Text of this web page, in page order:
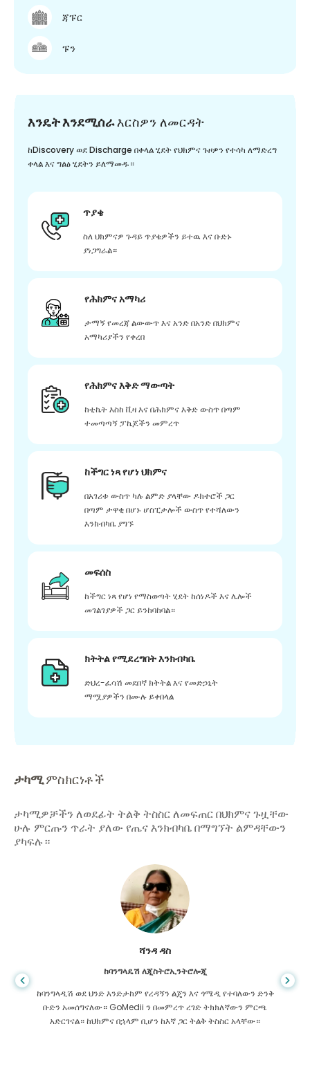
ጃፑር
ፑን
እንዴት እንደሚሰራእርስዎን ለመርዳት
ከDiscovery ወደ Discharge በቀላል ሂደት የህክምና ጉዞዎን የተሳካ ለማድረግ
ቀላል እና ግልፅ ሂደትን ይለማመዱ።
ጥያቄ
ስለ ህክምናዎ ጉዳይ ጥያቄዎችን ይተዉ እና ቡድኑ
ያነጋግራል።
የሕክምና አማካሪ
ታማኝ የመረጃ ልውውጥ እና አንድ በአንድ በህክምና
አማካሪያችን የቀረበ
የሕክምና እቅድ ማውጣት
ከቲኬት እስከ ቪዛ እና በሕክምና እቅድ ውስጥ በጣም
ተመጣጣኝ ፓኬጆችን መምረጥ
ከችግር ነጻ የሆነ ህክምና
በአገሪቱ ውስጥ ካሉ ልምድ ያላቸው ዶክተሮች ጋር
በጣም ታዋቂ በሆኑ ሆስፒታሎች ውስጥ የተሻለውን
እንክብካቤ ያግኙ
መፍሰስ
ከችግር ነጻ የሆነ የማስወጣት ሂደት ከሰነዶች እና ሌሎች
መገልገያዎች ጋር ይንከባከባል።
ክትትል የሚደረግበት እንክብካቤ
ድህረ-ፈሳሽ መደበኛ ክትትል እና የመድኃኒት
ማሟያዎችን በሙሉ ይቀበላል
ታካሚምስክርነቶች
ታካሚዎቻችን ለወደፊት ትልቅ ትስስር ለመፍጠር በህክምና ጉዟቸው
ሁሉ ምርጡን ጥራት ያለው የጤና እንክብካቤ በማግኘት ልምዳቸውን
ያካፍሉ።
ሻንዳ ዳስ
ከባንግላዴሽ ለጂስትሮኢንትሮሎጂ
ከባንግላዲሽ ወደ ህንድ እንድታከም የረዳኝን ልጄን እና ጎሜዲ የተባለውን ድንቅ
ቡድን አመሰግናለው። GoMedii ን በመምረጥ ረገድ ትክክለኛውን ምርጫ
አድርገናል። ከህክምና በኋላም ቢሆን ከእኛ ጋር ትልቅ ትስስር አላቸው።